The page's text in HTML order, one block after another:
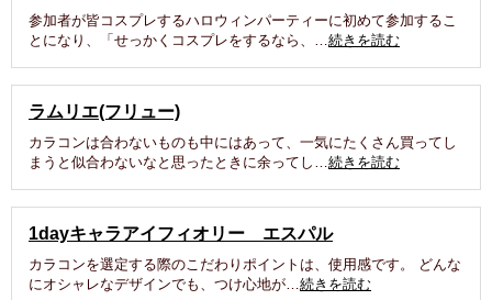
参加者が皆コスプレするハロウィンパーティーに初めて参加するこ
とになり、「せっかくコスプレをするなら、…続きを読む
ラムリエ(フリュー)
カラコンは合わないものも中にはあって、一気にたくさん買ってし
まうと似合わないなと思ったときに余ってし…続きを読む
1dayキャラアイフィオリー エスパル
カラコンを選定する際のこだわりポイントは、使用感です。 どんな
にオシャレなデザインでも、つけ心地が…続きを読む